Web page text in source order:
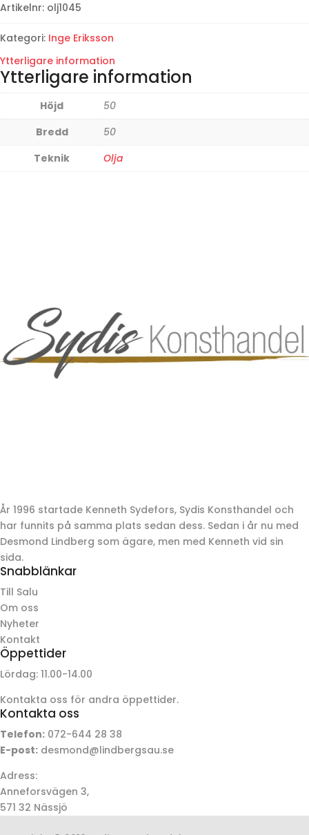
Artikelnr: olj1045
Kategori: Inge Eriksson
Ytterligare information
Ytterligare information
Höjd
50
Bredd
50
Teknik
Olja
År 1996 startade Kenneth Sydefors, Sydis Konsthandel och
har funnits på samma plats sedan dess. Sedan i år nu med
Desmond Lindberg som ägare, men med Kenneth vid sin
sida.
Snabblänkar
Till Salu
Om oss
Nyheter
Kontakt
Öppettider
Lördag: 11.00-14.00
Kontakta oss för andra öppettider.
Kontakta oss
Telefon: 072-644 28 38
E-post: desmond@lindbergsau.se
Adress:
Anneforsvägen 3,
571 32 Nässjö